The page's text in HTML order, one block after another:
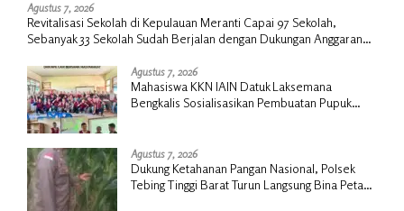
Agustus 7, 2026
Revitalisasi Sekolah di Kepulauan Meranti Capai 97 Sekolah,
Sebanyak 33 Sekolah Sudah Berjalan dengan Dukungan Anggaran
Agustus 7, 2026
Mahasiswa KKN IAIN Datuk Laksemana
Bengkalis Sosialisasikan Pembuatan Pupuk
Agustus 7, 2026
Dukung Ketahanan Pangan Nasional, Polsek
Tebing Tinggi Barat Turun Langsung Bina Petani